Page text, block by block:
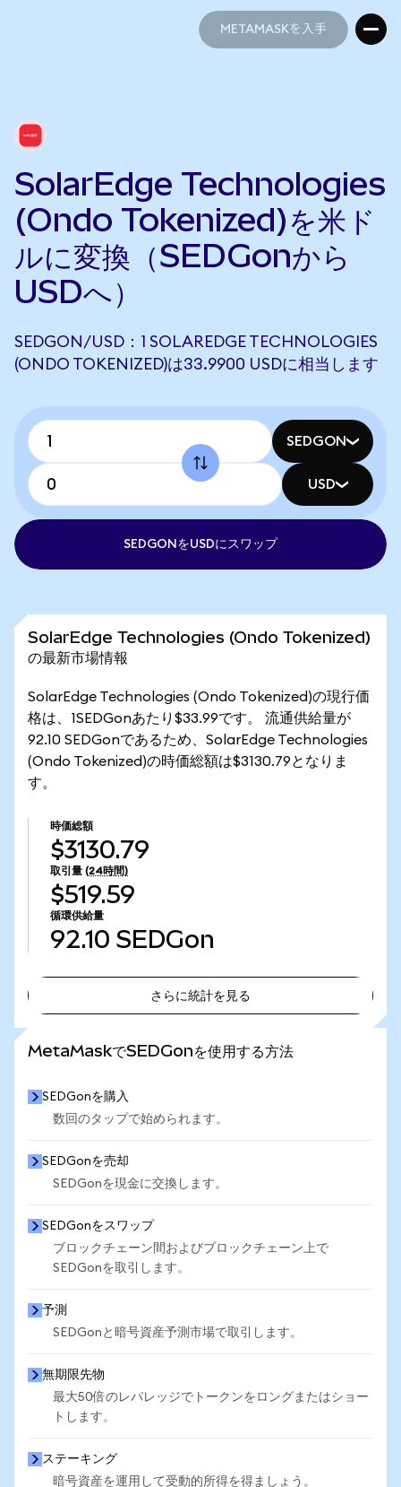
METAMASKを入手
SolarEdge Technologies
(Ondo Tokenized)を米ド
ルに変換（SEDGonから
USDへ）
SEDGON/USD：1 SOLAREDGE TECHNOLOGIES
(ONDO TOKENIZED)は33.9900 USDに相当します
SEDGON
USD
SEDGONをUSDにスワップ
SolarEdge Technologies (Ondo Tokenized)
の最新市場情報
SolarEdge Technologies (Ondo Tokenized)の現行価
格は、1SEDGonあたり$33.99です。 流通供給量が
92.10 SEDGonであるため、SolarEdge Technologies
(Ondo Tokenized)の時価総額は$3130.79となりま
す。
時価総額
$3130.79
取引量 (24時間)
$519.59
循環供給量
92.10 SEDGon
さらに統計を見る
MetaMaskでSEDGonを使用する方法
SEDGonを購入
数回のタップで始められます。
SEDGonを売却
SEDGonを現金に交換します。
SEDGonをスワップ
ブロックチェーン間およびブロックチェーン上で
SEDGonを取引します。
予測
SEDGonと暗号資産予測市場で取引します。
無期限先物
最大50倍のレバレッジでトークンをロングまたはショー
トします。
ステーキング
暗号資産を運用して受動的所得を得ましょう。